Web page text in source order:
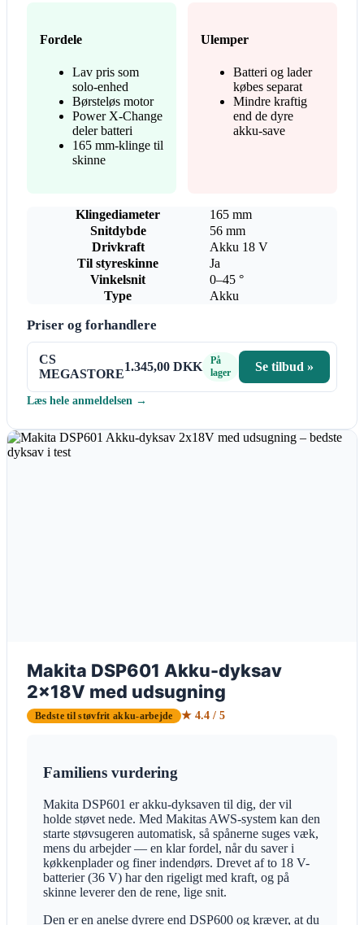
Fordele
Lav pris som
solo-enhed
Børsteløs motor
Power X-Change
deler batteri
165 mm-klinge til
skinne
Ulemper
Batteri og lader
købes separat
Mindre kraftig
end de dyre
akku-save
Klingediameter
165 mm
Snitdybde
56 mm
Drivkraft
Akku 18 V
Til styreskinne
Ja
Vinkelsnit
0–45 °
Type
Akku
Priser og forhandlere
CS
MEGASTORE
1.345,00 DKK
På
lager
Se tilbud »
Læs hele anmeldelsen →
Makita DSP601 Akku-dyksav
2x18V med udsugning
Bedste til støvfrit akku-arbejde ★ 4.4 / 5
Familiens vurdering
Makita DSP601 er akku-dyksaven til dig, der vil
holde støvet nede. Med Makitas AWS-system kan den
starte støvsugeren automatisk, så spånerne suges væk,
mens du arbejder — en klar fordel, når du saver i
køkkenplader og finer indendørs. Drevet af to 18 V-
batterier (36 V) har den rigeligt med kraft, og på
skinne leverer den de rene, lige snit.
Den er en anelse dyrere end DSP600 og kræver, at du